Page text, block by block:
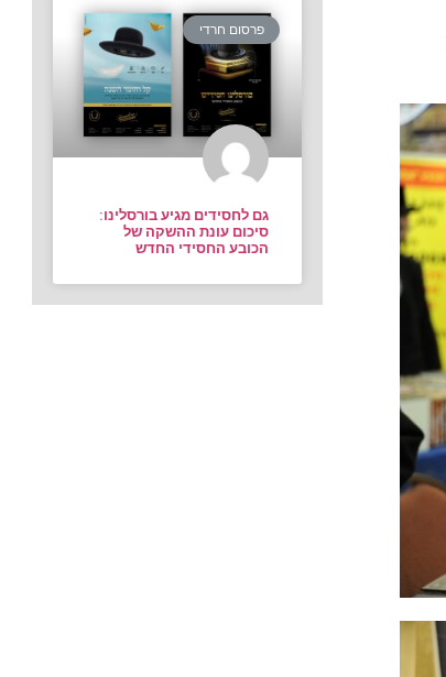
פרסום חרדי
גם לחסידים מגיע בורסלינו:
סיכום עונת ההשקה של
הכובע החסידי החדש